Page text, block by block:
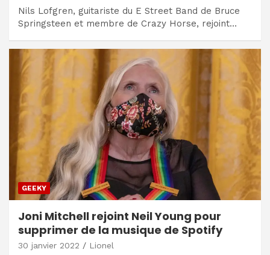
Nils Lofgren, guitariste du E Street Band de Bruce
Springsteen et membre de Crazy Horse, rejoint…
GEEKY
Joni Mitchell rejoint Neil Young pour
supprimer de la musique de Spotify
30 janvier 2022 Lionel